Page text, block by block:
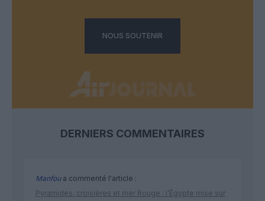
NOUS SOUTENIR
DERNIERS COMMENTAIRES
Manfoua commenté l'article :
Pyramides, croisières et mer Rouge : l’Égypte mise sur